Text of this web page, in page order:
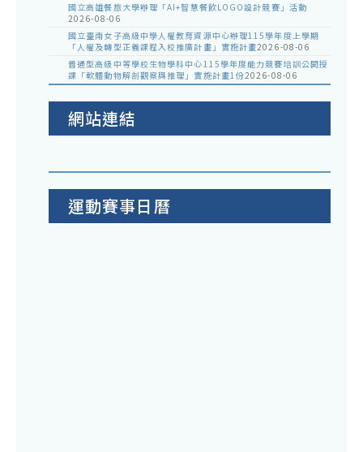
國立高雄餐旅大學辦理「AI+智慧餐飲LOGO設計競賽」活動
2026-08-06
國立臺南女子高級中學人權教育資源中心辦理115學年度上學期
「人權及轉型正義課程入校推廣計畫」實施計畫2026-08-06
普通型高級中等學校生物學科中心115學年度能力競賽培訓公開授
課「軟體動物解剖觀察與推理」實施計畫1份2026-08-06
網站連結
運動賽事日曆